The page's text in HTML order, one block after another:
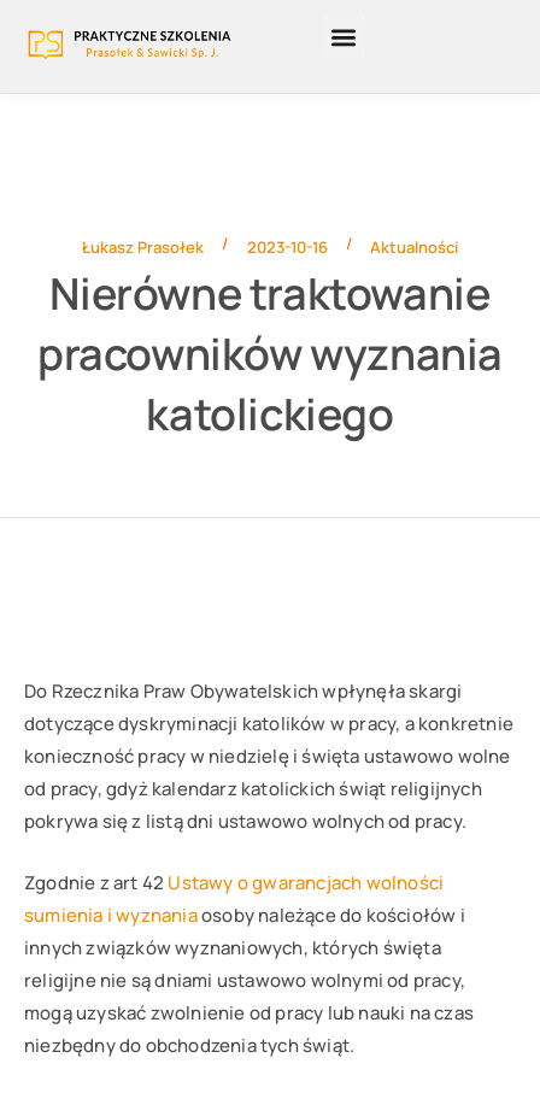
Łukasz Prasołek / 2023-10-16 / Aktualności
Nierówne traktowanie
pracowników wyznania
katolickiego
Do Rzecznika Praw Obywatelskich wpłynęła skargi
dotyczące dyskryminacji katolików w pracy, a konkretnie
konieczność pracy w niedzielę i święta ustawowo wolne
od pracy, gdyż kalendarz katolickich świąt religijnych
pokrywa się z listą dni ustawowo wolnych od pracy.
Zgodnie z art 42 Ustawy o gwarancjach wolności
sumienia i wyznaniaosoby należące do kościołów i
innych związków wyznaniowych, których święta
religijne nie są dniami ustawowo wolnymi od pracy,
mogą uzyskać zwolnienie od pracy lub nauki na czas
niezbędny do obchodzenia tych świąt.